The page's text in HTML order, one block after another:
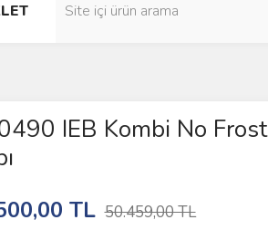
IEB Kombi No Frost
TL 50.459,00 TL